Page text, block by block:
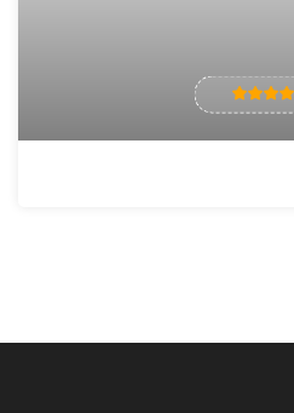
تناسب اندام مجهز ممنوعیت